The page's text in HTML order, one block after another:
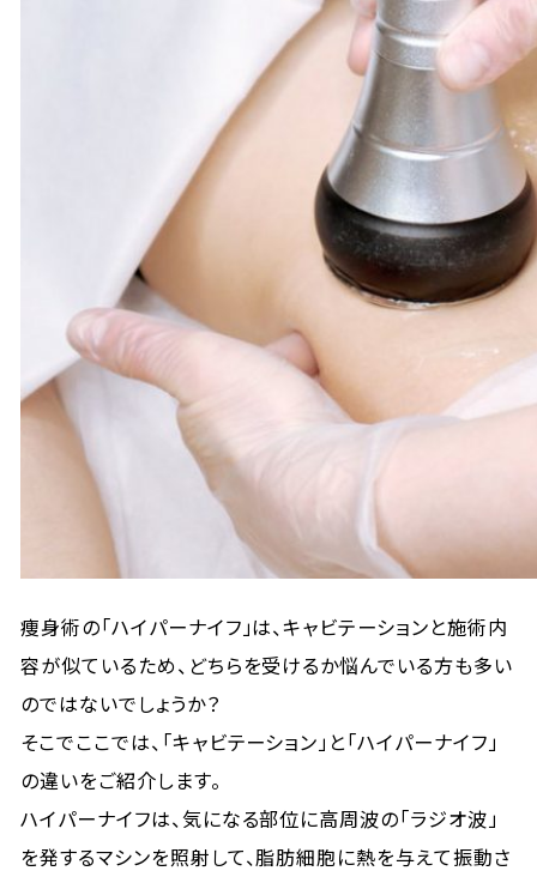
痩身術の「ハイパーナイフ」は、キャビテーションと施術内
容が似ているため、どちらを受けるか悩んでいる方も多い
のではないでしょうか？
そこでここでは、「キャビテーション」と「ハイパーナイフ」
の違いをご紹介します。
ハイパーナイフは、気になる部位に高周波の「ラジオ波」
を発するマシンを照射して、脂肪細胞に熱を与えて振動さ